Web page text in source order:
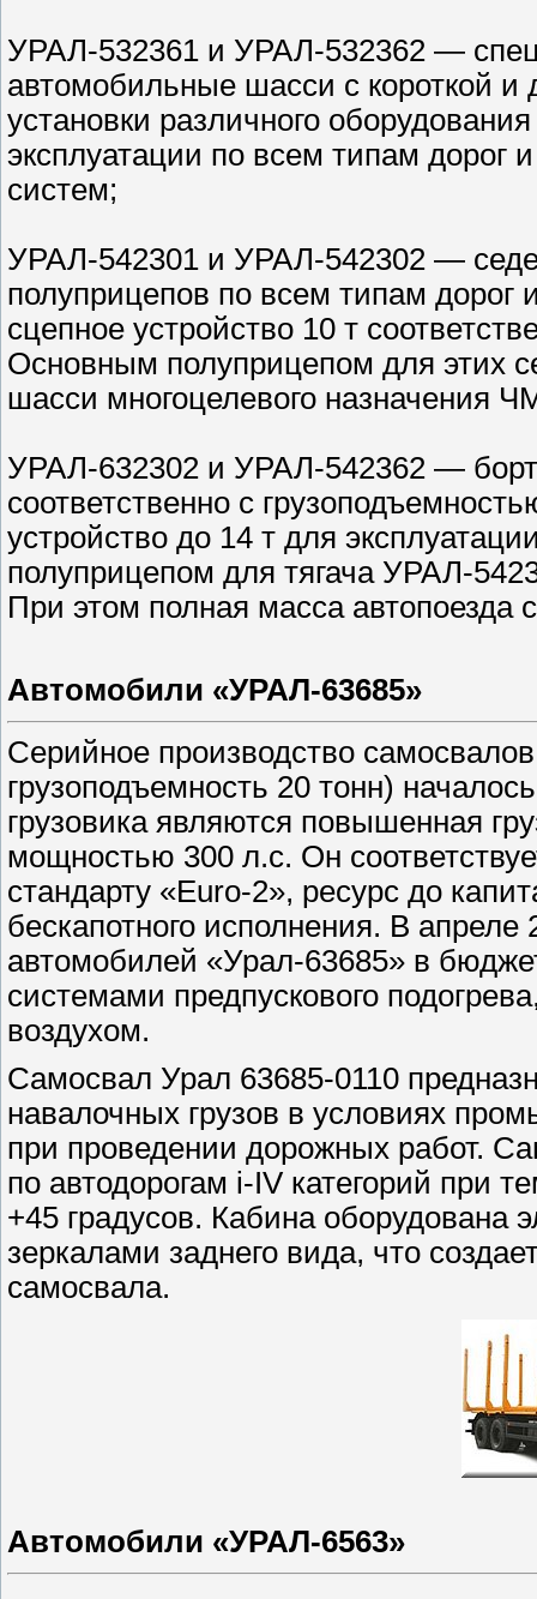
УРАЛ-532361 и УРАЛ-532362 —
автомобильные шасси с короткой
установки различного
эксплуатации по всем типам дорог
систем;
УРАЛ-542301 и УРАЛ-542302 —
полуприцепов по всем типам дорог
сцепное устройство 10 т
Основным полуприцепом для этих
шасси многоцелевого назначения
УРАЛ-632302 и УРАЛ-542362 —
соответственно с
устройство до 14 т для
полуприцепом для тягача УРАЛ-
При этом полная масса автопоезда
Автомобили «УРАЛ-63685»
Серийное производство
грузоподъемность 20 тонн)
грузовика являются повышенная
мощностью 300 л.с. Он
стандарту «Euro-2», ресурс до
бескапотного исполнения. В
автомобилей «Урал-63685» в
системами предпускового
воздухом.
Самосвал Урал 63685-0110
навалочных грузов в условиях
при проведении дорожных работ.
по автодорогам i-IV категорий при
+45 градусов. Кабина
зеркалами заднего вида, что
самосвала.
Автомобили «УРАЛ-6563»